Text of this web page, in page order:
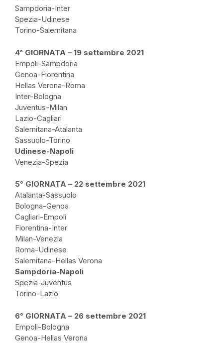
Sampdoria-Inter
Spezia-Udinese
Torino-Salernitana
4^ GIORNATA – 19 settembre 2021
Empoli-Sampdoria
Genoa-Fiorentina
Hellas Verona-Roma
Inter-Bologna
Juventus-Milan
Lazio-Cagliari
Salernitana-Atalanta
Sassuolo-Torino
Udinese-Napoli
Venezia-Spezia
5° GIORNATA – 22 settembre 2021
Atalanta-Sassuolo
Bologna-Genoa
Cagliari-Empoli
Fiorentina-Inter
Milan-Venezia
Roma-Udinese
Salernitana-Hellas Verona
Sampdoria-Napoli
Spezia-Juventus
Torino-Lazio
6° GIORNATA – 26 settembre 2021
Empoli-Bologna
Genoa-Hellas Verona